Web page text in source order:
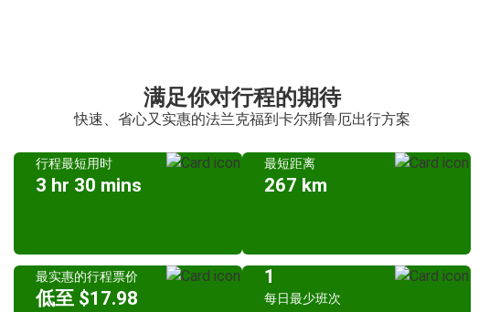
满足你对行程的期待
快速、省心又实惠的法兰克福到卡尔斯鲁厄出行方案
行程最短用时
3 hr 30 mins
最短距离
267 km
最实惠的行程票价
低至 $17.98
1
每日最少班次